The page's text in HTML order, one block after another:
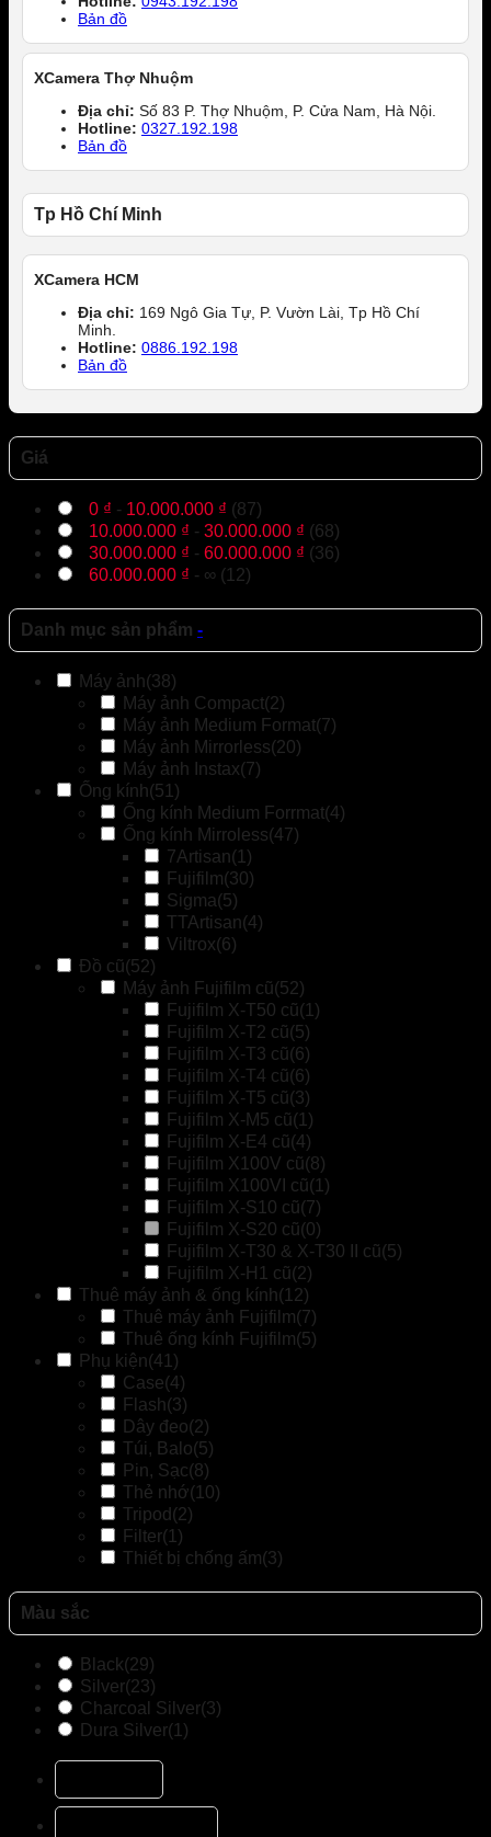
Bản đồ
XCamera Thợ Nhuộm
Địa chỉ: Số 83 P. Thợ Nhuộm, P. Cửa Nam, Hà Nội.
Hotline: 0327.192.198
Bản đồ
Tp Hồ Chí Minh
XCamera HCM
Địa chỉ: 169 Ngô Gia Tự, P. Vườn Lài, Tp Hồ Chí
Minh.
Hotline: 0886.192.198
Bản đồ
Giá
0 ₫ - 10.000.000 ₫ (87)
10.000.000 ₫ - 30.000.000 ₫ (68)
30.000.000 ₫ - 60.000.000 ₫ (36)
60.000.000 ₫ - ∞ (12)
Danh mục sản phẩm -
Máy ảnh(38)
Máy ảnh Compact(2)
Máy ảnh Medium Format(7)
Máy ảnh Mirrorless(20)
Máy ảnh Instax(7)
Ống kính(51)
Ống kính Medium Forrmat(4)
Ống kính Mirroless(47)
7Artisan(1)
Fujifilm(30)
Sigma(5)
TTArtisan(4)
Viltrox(6)
Đồ cũ(52)
Máy ảnh Fujifilm cũ(52)
Fujifilm X-T50 cũ(1)
Fujifilm X-T2 cũ(5)
Fujifilm X-T3 cũ(6)
Fujifilm X-T4 cũ(6)
Fujifilm X-T5 cũ(3)
Fujifilm X-M5 cũ(1)
Fujifilm X-E4 cũ(4)
Fujifilm X100V cũ(8)
Fujifilm X100VI cũ(1)
Fujifilm X-S10 cũ(7)
Fujifilm X-S20 cũ(0)
Fujifilm X-T30 & X-T30 II cũ(5)
Fujifilm X-H1 cũ(2)
Thuê máy ảnh & ống kính(12)
Thuê máy ảnh Fujifilm(7)
Thuê ống kính Fujifilm(5)
Phụ kiện(41)
Case(4)
Flash(3)
Dây đeo(2)
Túi, Balo(5)
Pin, Sạc(8)
Thẻ nhớ(10)
Tripod (2)
Filter(1)
Thiết bị chống ấm(3)
Màu sắc
Black(29)
Silver(23)
Charcoal Silver(3)
Dura Silver(1)